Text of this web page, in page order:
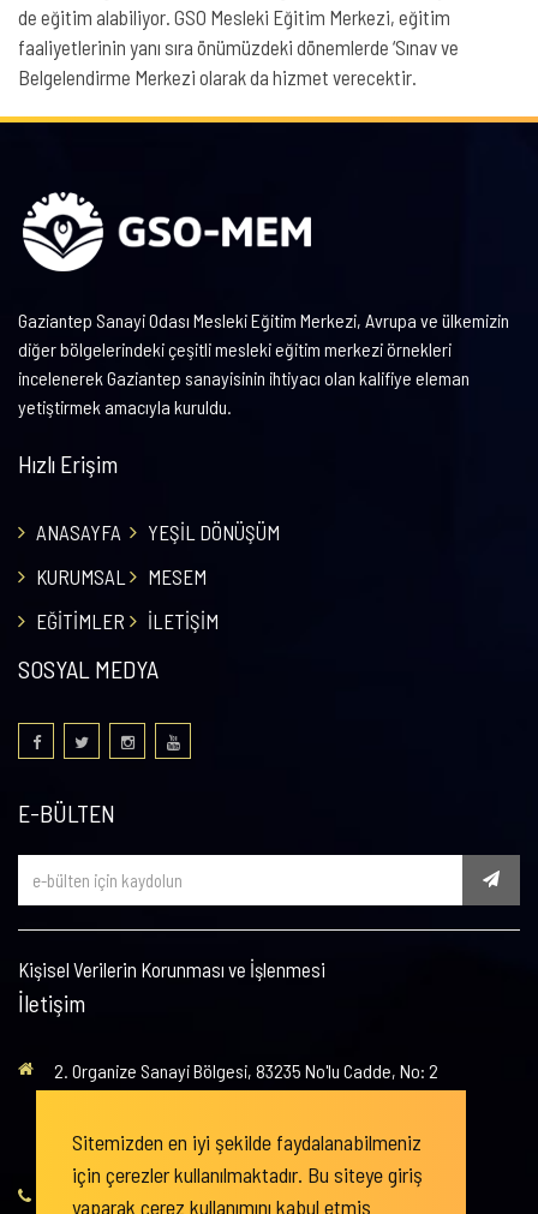
de eğitim alabiliyor. GSO Mesleki Eğitim Merkezi, eğitim
faaliyetlerinin yanı sıra önümüzdeki dönemlerde ‘Sınav ve
Belgelendirme Merkezi olarak da hizmet verecektir.
Gaziantep Sanayi Odası Mesleki Eğitim Merkezi, Avrupa ve ülkemizin
diğer bölgelerindeki çeşitli mesleki eğitim merkezi örnekleri
incelenerek Gaziantep sanayisinin ihtiyacı olan kalifiye eleman
yetiştirmek amacıyla kuruldu.
Hızlı Erişim
ANASAYFA
KURUMSAL
EĞİTİMLER
YEŞİL DÖNÜŞÜM
MESEM
İLETİŞİM
SOSYAL MEDYA
E-BÜLTEN
Kişisel Verilerin Korunması ve İşlenmesi
İletişim
2. Organize Sanayi Bölgesi, 83235 No'lu Cadde, No: 2
Şehitkamil / Gaziantep
503 01 10
Sitemizden en iyi şekilde faydalanabilmeniz
için çerezler kullanılmaktadır. Bu siteye giriş
yaparak çerez kullanımını kabul etmiş